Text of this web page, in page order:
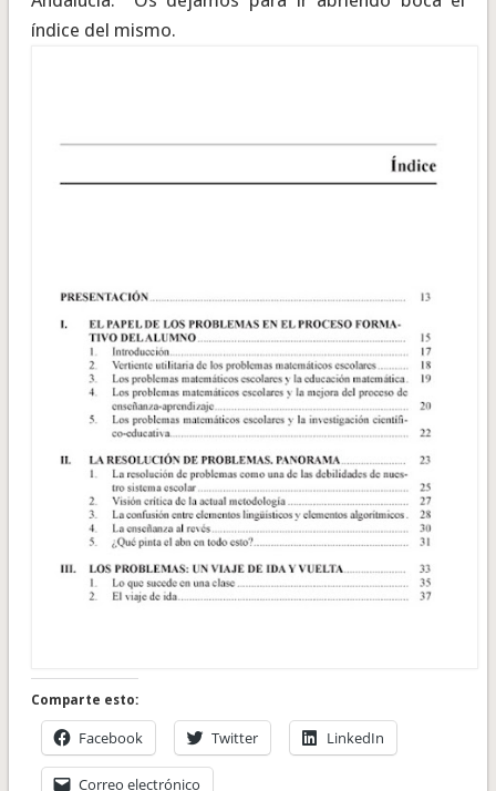
índice del mismo.
Comparte esto:
Facebook Twitter LinkedIn
Correo electrónico